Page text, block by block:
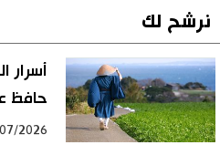
نرشح لك
أسرار
حافظ
2026